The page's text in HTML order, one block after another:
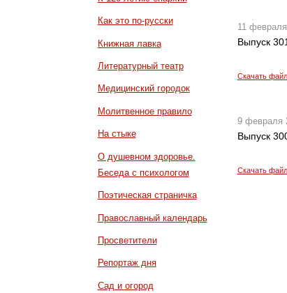
Как это по-русски
Книжная лавка
Литературный театр
Медицинский городок
Молитвенное правило
На стыке
О душевном здоровье.
Беседа с психологом
Поэтическая страничка
Православный календарь
Просветители
Репортаж дня
Сад и огород
11
Выпуск 301
Скачать файл
9 февраля
Выпуск
Скачать файл